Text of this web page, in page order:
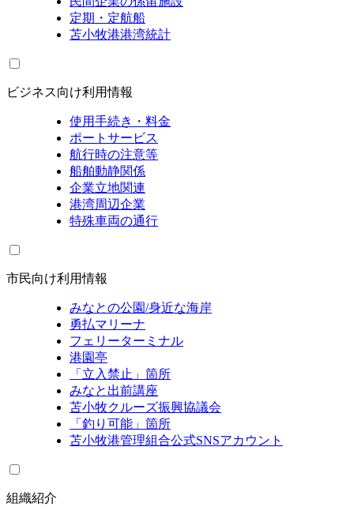
定期・定航船
苫小牧港港湾統計
ビジネス向け利用情報
使用手続き・料金
ポートサービス
航行時の注意等
船舶動静関係
企業立地関連
港湾周辺企業
特殊車両の通行
市民向け利用情報
みなとの公園/身近な海岸
勇払マリーナ
フェリーターミナル
港園亭
「立入禁止」箇所
みなと出前講座
苫小牧クルーズ振興協議会
「釣り可能」箇所
苫小牧港管理組合公式SNSアカウント
組織紹介